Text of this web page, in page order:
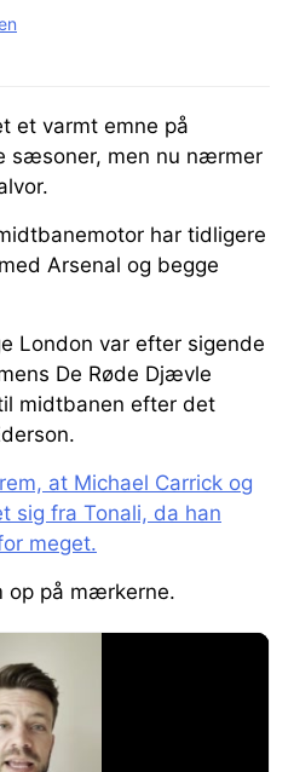
et varmt emne på
sæsoner, men nu nærmer
har tidligere
Arsenal og begge
London var efter sigende
De Røde Djævle
midtbanen efter det
at Michael Carrick og
sig fra Tonali, da han
meget.
op på mærkerne.